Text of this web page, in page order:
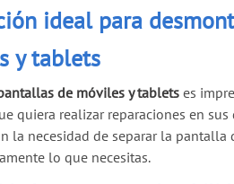
ideal para
y tablets
de móviles y tablets es
quiera realizar reparaciones en sus
la necesidad de separar la pantalla
lo que necesitas.